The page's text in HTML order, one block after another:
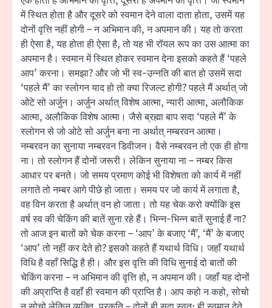
में स्थित होता है और दूसरे को स्वमान देने वाला दाता होता, उसमें यह
दोनों वृत्ति नहीं होगी – न अभिमान की, न अपमान की। यह तो करता
ही ऐसा है, यह होता ही ऐसा है, तो यह भी रॉयल रूप का उस आत्मा का
अपमान है। स्वमान में स्थित होकर स्वमान देना इसको कहते हैं ‘पहले
आप’ करना। समझा? और जो भी स्व-उन्नति की बात हो उसमें सदा
‘पहले मैं’ का स्लोगन याद हो तो क्या रिजल्ट होगी? पहले मैं अर्थात् जो
ओटे सो अर्जुन। अर्जुन अर्थात् विशेष आत्मा, न्यारी आत्मा, अलौकिक
आत्मा, अलौकिक विशेष आत्मा। जैसे ब्रह्मा बाप सदा ‘पहले मैं’ के
स्लोगन से जो ओटे सो अर्जुन बना ना अर्थात् नम्बरवन आत्मा।
नम्बरवन का सुनाया नम्बरवन डिवीजन। वैसे नम्बरवन तो एक ही होगा
ना। तो स्लोगन हैं दोनों जरूरी। लेकिन सुनाया ना – नम्बर किस
आधार पर बनते। जो समय प्रमाण कोई भी विशेषता को कार्य में नहीं
लगाते तो नम्बर आगे पीछे हो जाता। समय पर जो कार्य में लगाता है,
वह विन करता है अर्थात् वन हो जाता। तो यह चेक करो क्योंकि इस
वर्ष स्व की चेकिंग की बातें सुना रहे हैं। भिन्न-भिन्न बातें सुनाई हैं ना?
तो आज इन बातों को चेक करना – ‘आप’ के बजाए ‘मैं’, ‘मैं’ के बजाए
‘आप’ तो नहीं कर देते हो? इसको कहते हैं यथार्थ विधि। जहाँ यथार्थ
विधि है वहाँ सिद्धि है ही। और इस वृत्ति की विधि सुनाई दो बातों की
चेकिंग करना – न अभिमान की वृत्ति हो, न अपमान की। जहाँ यह दोनों
की अप्राप्ति है वहाँ ही स्वमान की प्राप्ति है। आप कहो न कहो, सोचो